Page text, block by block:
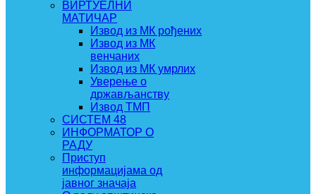
ВИРТУЕЛНИ
МАТИЧАР
Извод из МК рођених
Извод из МК
венчаних
Извод из МК умрлих
Уверење о
држављанству
Извод ТМП
СИСТЕМ 48
ИНФОРМАТОР О
РАДУ
Приступ
информацијама од
јавног значаја